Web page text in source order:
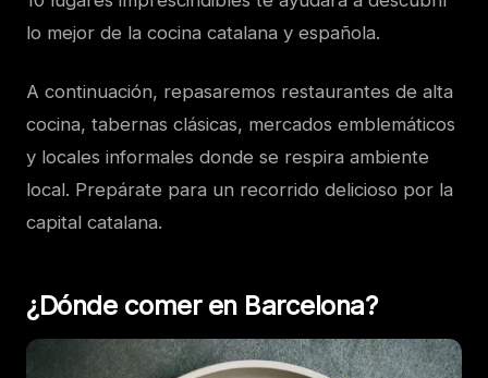
lo mejor de la cocina catalana y española.
A continuación, repasaremos restaurantes de alta
cocina, tabernas clásicas, mercados emblemáticos
y locales informales donde se respira ambiente
local. Prepárate para un recorrido delicioso por la
capital catalana.
¿Dónde comer en Barcelona?